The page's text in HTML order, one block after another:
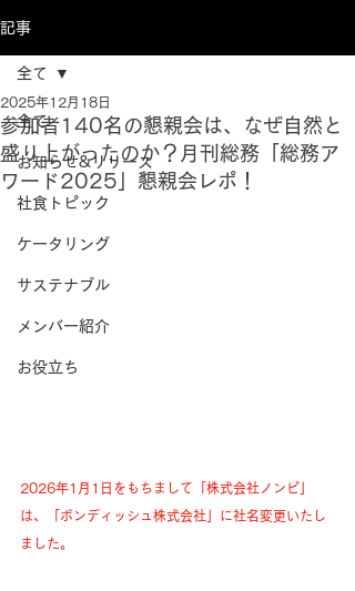
記事
全て
お知らせ&リリース
社食トピック
ケータリング
サステナブル
メンバー紹介
お役立ち
全て
参加者140名の懇親会は、なぜ自然と
盛り上がったのか？月刊総務「総務ア
ワード2025」懇親会レポ！
2025年12月18日
2026年1月1日をもちまして「株式会社ノンピ」
は、「ボンディッシュ株式会社」に社名変更いたし
ました。